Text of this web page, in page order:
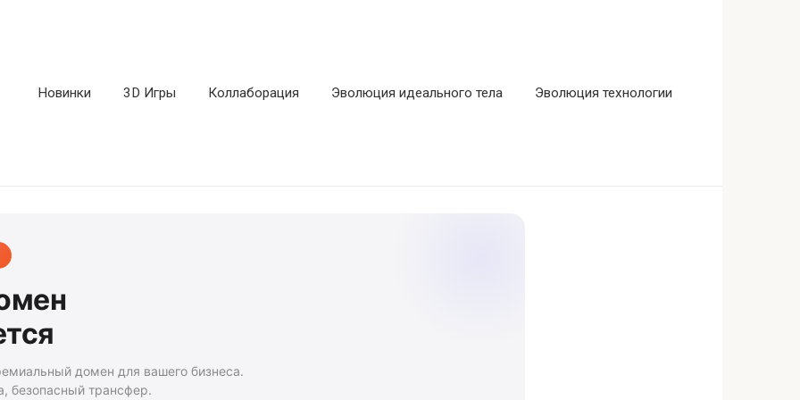
Новинки 3D Игры Коллаборация Эволюция идеального тела Эволюция технологии
домен для вашего бизнеса.
безопасный трансфер.